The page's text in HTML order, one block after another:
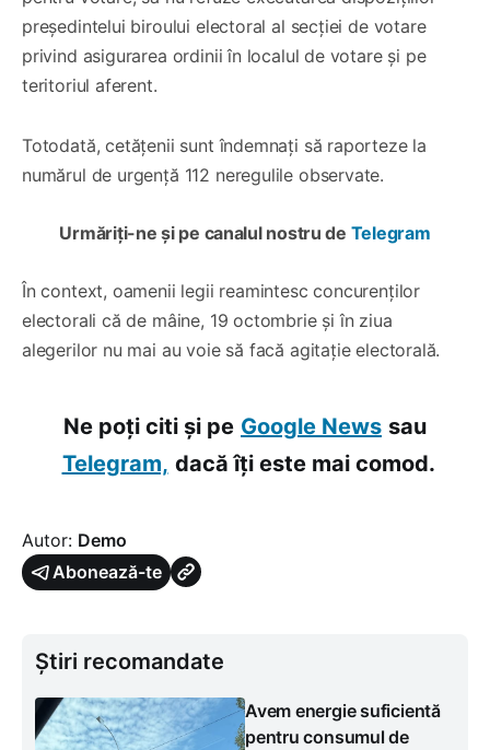
președintelui biroului electoral al secției de votare
privind asigurarea ordinii în localul de votare și pe
teritoriul aferent.
Totodată, cetățenii sunt îndemnați să raporteze la
numărul de urgență 112 neregulile observate.
Urmăriți-ne și pe canalul nostru de Telegram
În context, oamenii legii reamintesc concurenților
electorali că de mâine, 19 octombrie şi în ziua
alegerilor nu mai au voie să facă agitație electorală.
Ne poți citi și pe Google News sau
Telegram, dacă îți este mai comod.
Autor: Demo
Abonează-te
Știri recomandate
Avem energie suficientă
pentru consumul de